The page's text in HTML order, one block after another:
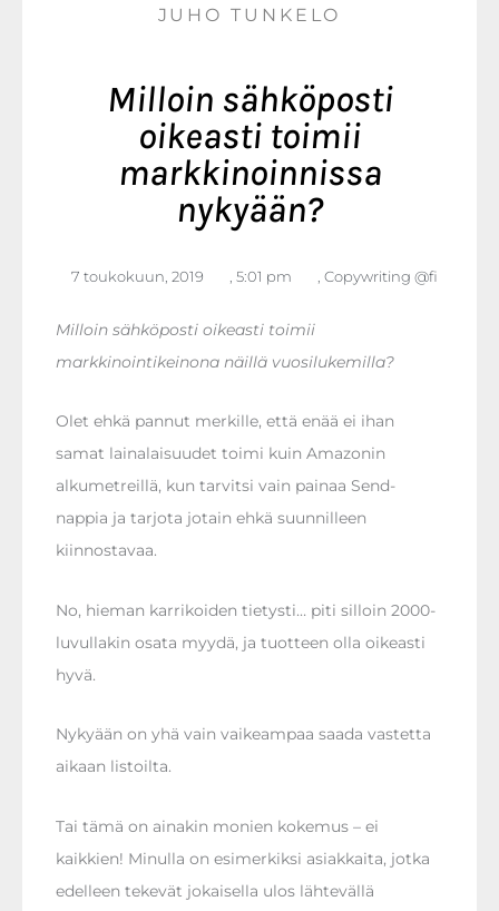
JUHO TUNKELO
Milloin sähköposti
oikeasti toimii
markkinoinnissa
nykyään?
7 toukokuun, 2019 5:01 pm Copywriting @fi
Milloin sähköposti oikeasti toimii
markkinointikeinona näillä vuosilukemilla?
Olet ehkä pannut merkille, että enää ei ihan
samat lainalaisuudet toimi kuin Amazonin
alkumetreillä, kun tarvitsi vain painaa Send-
nappia ja tarjota jotain ehkä suunnilleen
kiinnostavaa.
No, hieman karrikoiden tietysti… piti silloin 2000-
luvullakin osata myydä, ja tuotteen olla oikeasti
hyvä.
Nykyään on yhä vain vaikeampaa saada vastetta
aikaan listoilta.
Tai tämä on ainakin monien kokemus – ei
kaikkien! Minulla on esimerkiksi asiakkaita, jotka
edelleen tekevät jokaisella ulos lähtevällä